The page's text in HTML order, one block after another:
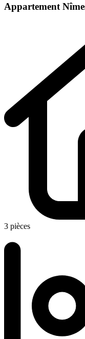
Appartement
3 pièces